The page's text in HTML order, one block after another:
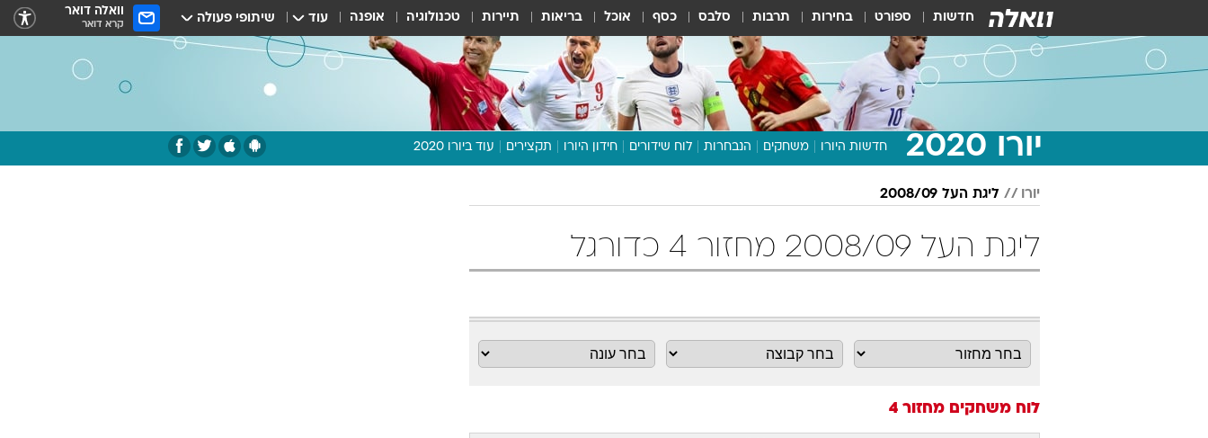
חדשות ספורט בחירות תרבות סלבס כסף אוכל בריאות תיירות טכנולוגיה אופנה עוד שיתופי פעולה וואלה דואר
קרא דואר
יורו 2020 חדשות היורו משחקים הנבחרות לוח שידורים חידון היורו תקצירים עוד ביורו 2020
תכנית היורו
יורו ליגת העל 2008/09
ליגת העל 2008/09 מחזור 4 כדורגל
לוח משחקים מחזור 4